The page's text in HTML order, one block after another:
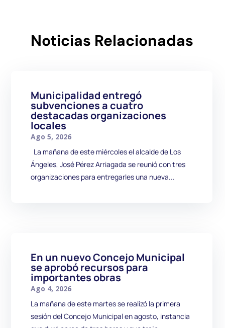
Noticias Relacionadas
Municipalidad entregó
subvenciones a cuatro
destacadas organizaciones
locales
Ago 5, 2026
La mañana de este miércoles el alcalde de Los
Ángeles, José Pérez Arriagada se reunió con tres
organizaciones para entregarles una nueva...
En un nuevo Concejo Municipal
se aprobó recursos para
importantes obras
Ago 4, 2026
La mañana de este martes se realizó la primera
sesión del Concejo Municipal en agosto, instancia